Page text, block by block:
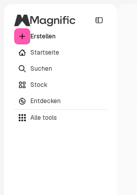
Erstellen
Startseite
Suchen
Stock
Entdecken
Alle tools